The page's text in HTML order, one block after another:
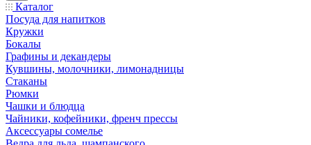
Каталог
Посуда для напитков
Кружки
Бокалы
Графины и декандеры
Кувшины, молочники, лимонадницы
Стаканы
Рюмки
Чашки и блюдца
Чайники, кофейники, френч прессы
Аксессуары сомелье